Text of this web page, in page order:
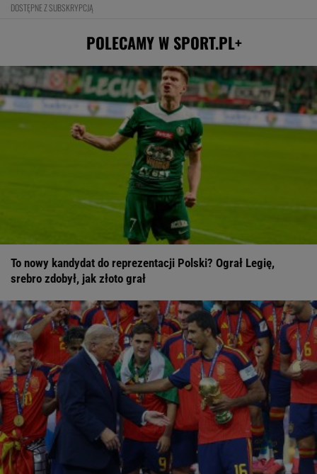
DOSTĘPNE Z SUBSKRYPCJĄ
POLECAMY W SPORT.PL+
To nowy kandydat do reprezentacji Polski? Ograł Legię,
srebro zdobył, jak złoto grał